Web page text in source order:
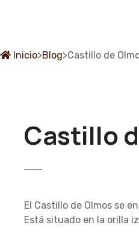
t
Inicio>Blog>Castillo de
Castillo
El Castillo de Olmos se
Está situado en la orilla